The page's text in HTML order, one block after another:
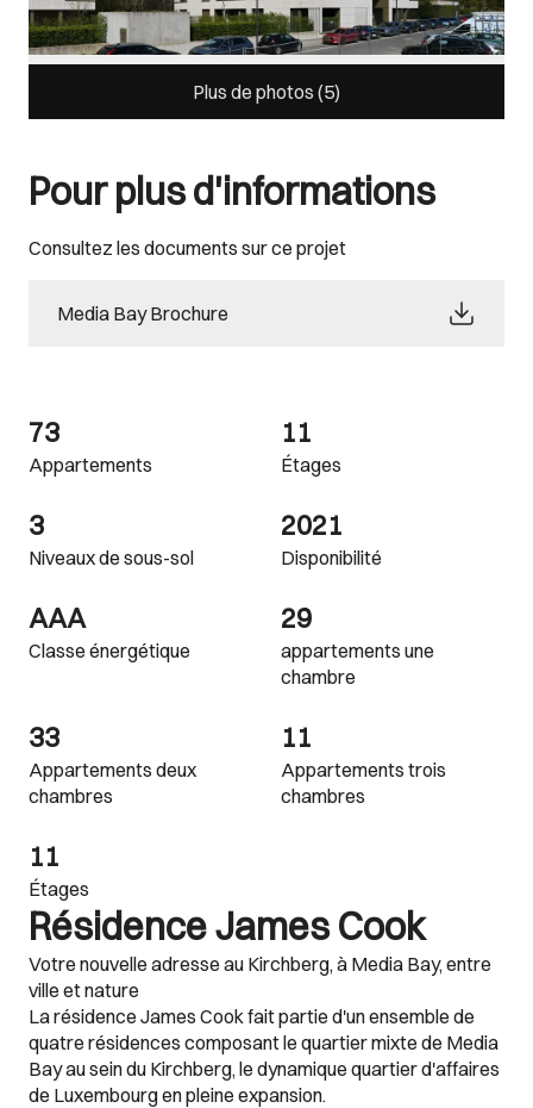
Plus de photos (5)
Pour plus d'informations
Consultez les documents sur ce projet
Media Bay Brochure
Résidence James Cook
Votre nouvelle adresse au Kirchberg, à Media Bay, entre
ville et nature
La résidence James Cook fait partie d'un ensemble de
quatre résidences composant le quartier mixte de Media
Bay au sein du Kirchberg, le dynamique quartier d'affaires
de Luxembourg en pleine expansion.
73
Appartements
11
Étages
3
Niveaux de sous-sol
2021
Disponibilité
AAA
Classe énergétique
29
appartements une
chambre
33
Appartements deux
chambres
11
Appartements trois
chambres
11
Étages